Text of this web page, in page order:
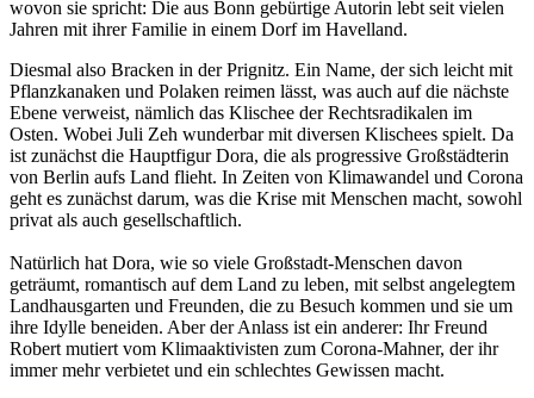
wovon sie spricht: Die aus Bonn gebürtige Autorin lebt seit vielen
Jahren mit ihrer Familie in einem Dorf im Havelland.
Diesmal also Bracken in der Prignitz. Ein Name, der sich leicht mit
Pflanzkanaken und Polaken reimen lässt, was auch auf die nächste
Ebene verweist, nämlich das Klischee der Rechtsradikalen im
Osten. Wobei Juli Zeh wunderbar mit diversen Klischees spielt. Da
ist zunächst die Hauptfigur Dora, die als progressive Großstädterin
von Berlin aufs Land flieht. In Zeiten von Klimawandel und Corona
geht es zunächst darum, was die Krise mit Menschen macht, sowohl
privat als auch gesellschaftlich.
Natürlich hat Dora, wie so viele Großstadt-Menschen davon
geträumt, romantisch auf dem Land zu leben, mit selbst angelegtem
Landhausgarten und Freunden, die zu Besuch kommen und sie um
ihre Idylle beneiden. Aber der Anlass ist ein anderer: Ihr Freund
Robert mutiert vom Klimaaktivisten zum Corona-Mahner, der ihr
immer mehr verbietet und ein schlechtes Gewissen macht.